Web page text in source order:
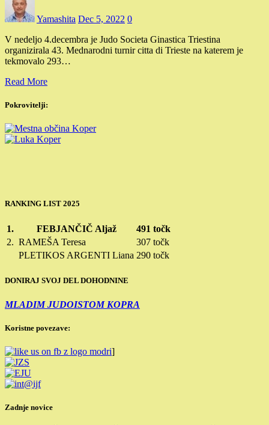
Yamashita Dec 5, 2022 0
V nedeljo 4.decembra je Judo Societa Ginastica Triestina
organizirala 43. Mednarodni turnir citta di Trieste na katerem je
tekmovalo 293…
Read More
Pokrovitelji:
RANKING LIST 2025
1. FEBJANČIČ Aljaž
491 točk
2. RAMEŠA Teresa
307 točk
PLETIKOS ARGENTI Liana 290 točk
DONIRAJ SVOJ DEL DOHODNINE
MLADIM JUDOISTOM KOPRA
Koristne povezave:
]
Zadnje novice